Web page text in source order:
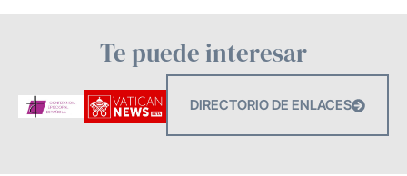
Te puede interesar
DIRECTORIO DE ENLACES